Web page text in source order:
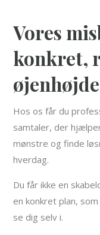
Vores
konkret,
øjenhøjde
Hos os får du
samtaler, der
mønstre og finde
hverdag.
Du får ikke en
en konkret plan,
se dig selv i.